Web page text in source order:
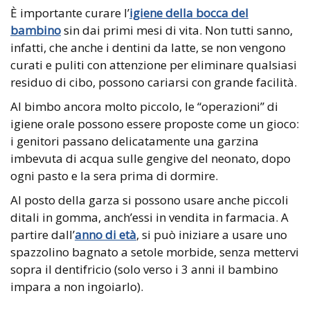
È importante curare l’igiene della bocca del
bambinosin dai primi mesi di vita. Non tutti sanno,
infatti, che anche i dentini da latte, se non vengono
curati e puliti con attenzione per eliminare qualsiasi
residuo di cibo, possono cariarsi con grande facilità.
Al bimbo ancora molto piccolo, le “operazioni” di
igiene orale possono essere proposte come un gioco:
i genitori passano delicatamente una garzina
imbevuta di acqua sulle gengive del neonato, dopo
ogni pasto e la sera prima di dormire.
Al posto della garza si possono usare anche piccoli
ditali in gomma, anch’essi in vendita in farmacia. A
partire dall’anno di età, si può iniziare a usare uno
spazzolino bagnato a setole morbide, senza mettervi
sopra il dentifricio (solo verso i 3 anni il bambino
impara a non ingoiarlo).